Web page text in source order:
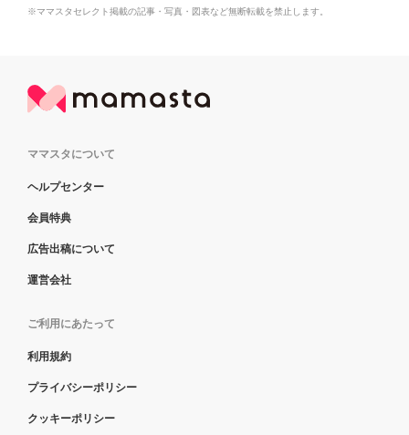
※ママスタセレクト掲載の記事・写真・図表など無断転載を禁止します。
ママスタについて
ヘルプセンター
会員特典
広告出稿について
運営会社
ご利用にあたって
利用規約
プライバシーポリシー
クッキーポリシー